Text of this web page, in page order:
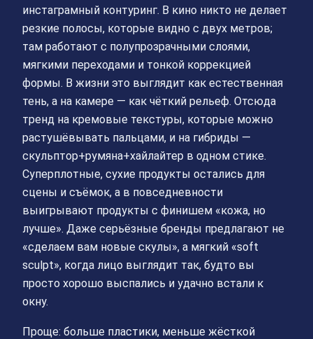
инстаграмный контуринг. В кино никто не делает
резкие полосы, которые видно с двух метров;
там работают с полупрозрачными слоями,
мягкими переходами и тонкой коррекцией
формы. В жизни это выглядит как естественная
тень, а на камере — как чёткий рельеф. Отсюда
тренд на кремовые текстуры, которые можно
растушёвывать пальцами, и на гибриды —
скульптор+румяна+хайлайтер в одном стике.
Суперплотные, сухие продукты остались для
сцены и съёмок, а в повседневности
выигрывают продукты с финишем «кожа, но
лучше». Даже серьёзные бренды предлагают не
«сделаем вам новые скулы», а мягкий «soft
sculpt», когда лицо выглядит так, будто вы
просто хорошо выспались и удачно встали к
окну.
Проще: больше пластики, меньше жёсткой